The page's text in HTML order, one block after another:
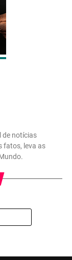
de notícias
fatos, leva as